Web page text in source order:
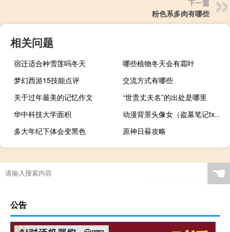
下一篇
粉色系多肉有哪些
相关问题
宿迁适合种雪莲吗冬天
哪些植物冬天会有霜叶
梦幻西游15技能点评
交流方式有哪些
关于过年最美的记忆作文
“世贵丈夫名”的出处是哪里
华中科技大学面积
动漫背景头像女（盗墓笔记txt全集）
多大年纪下体会变黑色
原神日晷攻略
☚
公告